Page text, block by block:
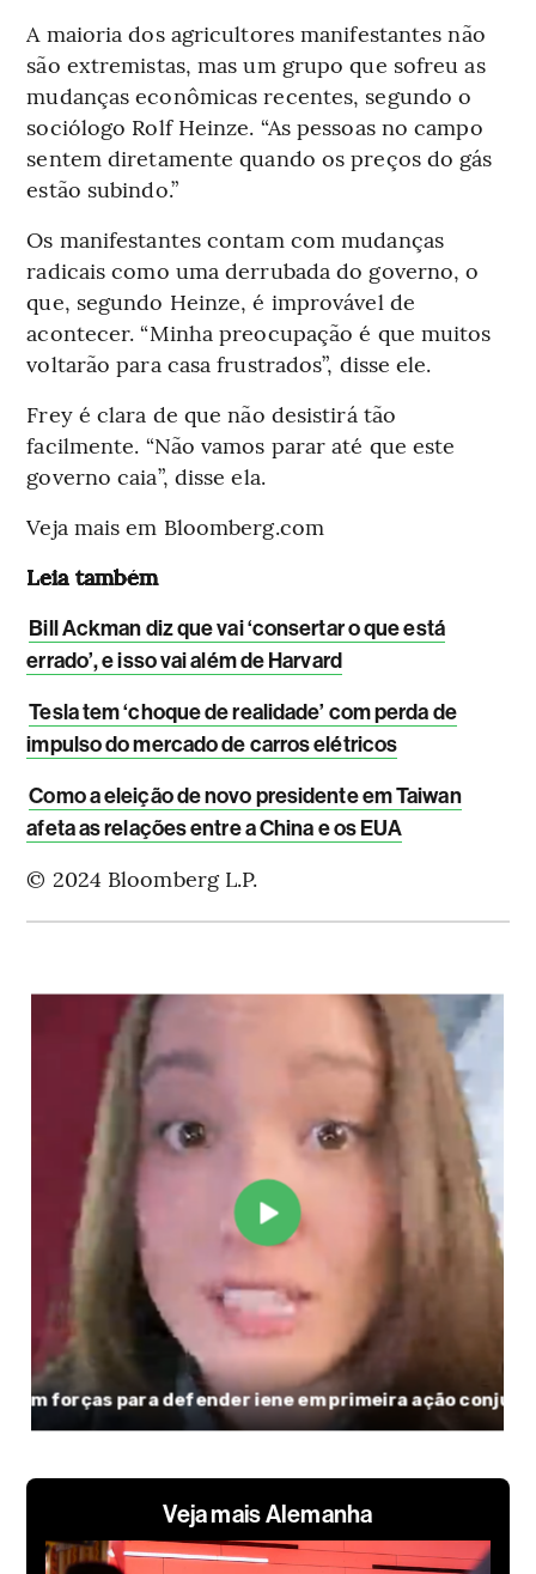
A maioria dos agricultores manifestantes não
são extremistas, mas um grupo que sofreu as
mudanças econômicas recentes, segundo o
sociólogo Rolf Heinze. “As pessoas no campo
sentem diretamente quando os preços do gás
estão subindo.”
Os manifestantes contam com mudanças
radicais como uma derrubada do governo, o
que, segundo Heinze, é improvável de
acontecer. “Minha preocupação é que muitos
voltarão para casa frustrados”, disse ele.
Frey é clara de que não desistirá tão
facilmente. “Não vamos parar até que este
governo caia”, disse ela.
Veja mais em Bloomberg.com
Leia também
Bill Ackman diz que vai ‘consertar o que está
errado’, e isso vai além de Harvard
Tesla tem ‘choque de realidade’ com perda de
impulso do mercado de carros elétricos
Como a eleição de novo presidente em Taiwan
afeta as relações entre a China e os EUA
© 2024 Bloomberg L.P.
Veja mais Alemanha